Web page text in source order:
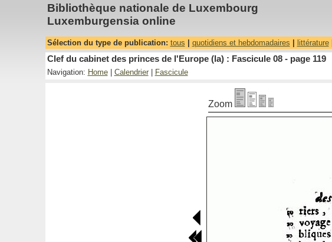
Bibliothèque nationale de Luxembourg
Luxemburgensia online
Sélection du type de publication: tous quotidiens et hebdomadaires littérature|
Clef du cabinet des princes de l'Europe (la) : Fascicule 08 - page 119
Navigation: Home| Calendrier| Fascicule
Zoom